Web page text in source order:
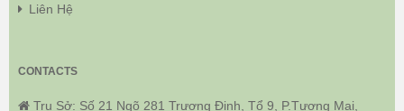
Liên Hệ
CONTACTS
Trụ Sở: Số 21 Ngõ 281 Trương Định, Tổ 9, P.Tương Mai,